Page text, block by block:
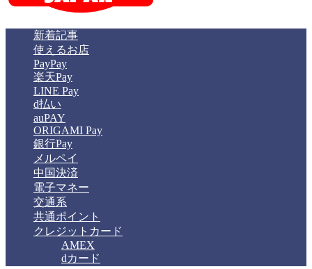
新着記事
使えるお店
PayPay
楽天Pay
LINE Pay
d払い
auPAY
ORIGAMI Pay
銀行Pay
メルペイ
中国決済
電子マネー
交通系
共通ポイント
クレジットカード
AMEX
dカード